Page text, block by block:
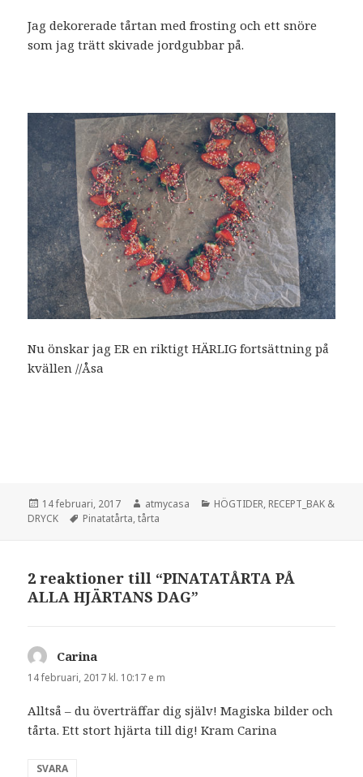
Jag dekorerade tårtan med frosting och ett snöre
som jag trätt skivade jordgubbar på.
Nu önskar jag ER en riktigt HÄRLIG fortsättning på
kvällen //Åsa
Postat
14 februari, 2017 Författare
atmycasa Kategorier
HÖGTIDER, RECEPT_BAK &
DRYCK
Taggar
Pinatatårta,tårta
2 reaktioner till “PINATATÅRTA PÅ
ALLA HJÄRTANS DAG”
Carina
14 februari, 2017 kl. 10:17 e m
Alltså – du överträffar dig själv! Magiska bilder och
tårta. Ett stort hjärta till dig! Kram Carina
SVARA